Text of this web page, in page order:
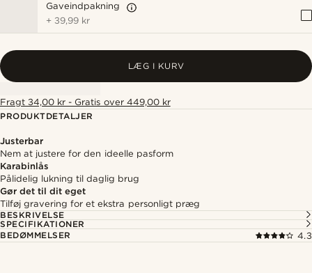
Gaveindpakning
+ 39,99 kr
LÆG I KURV
Fragt 34,00 kr - Gratis over 449,00 kr
PRODUKTDETALJER
Justerbar
Nem at justere for den ideelle pasform
Karabinlås
Pålidelig lukning til daglig brug
Gør det til dit eget
Tilføj gravering for et ekstra personligt præg
BESKRIVELSE
SPECIFIKATIONER
BEDØMMELSER
4.3